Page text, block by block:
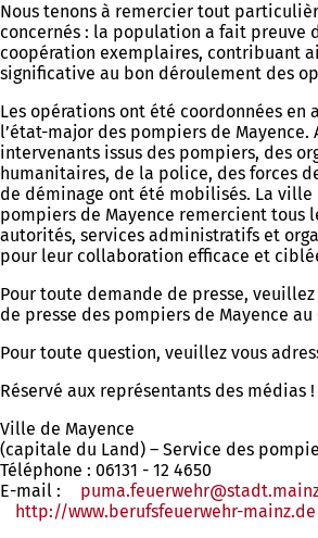
Nous tenons à remercier tout
concernés : la population a fait preuve
coopération exemplaires, contribuant
significative au bon déroulement des
Les opérations ont été coordonnées en
l’état-major des pompiers de Mayence.
intervenants issus des pompiers, des
humanitaires, de la police, des forces
de déminage ont été mobilisés. La ville
pompiers de Mayence remercient tous
autorités, services administratifs et
pour leur collaboration efficace et
Pour toute demande de presse,
de presse des pompiers de Mayence au
Pour toute question, veuillez vous
Réservé aux représentants des médias !
Ville de Mayence
(capitale du Land) – Service des
Téléphone : 06131 - 12 4650
E-mail :
puma.feuerwehr
http://www.berufsfeuerwehr-mainz.de